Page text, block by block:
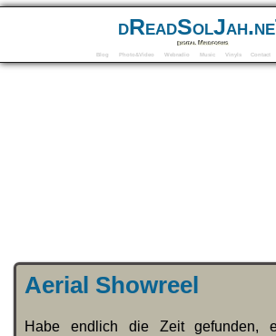
Digital Mindforms
Blog Photo&Video Webradio Music Vinyls Contact
Aerial Showreel
Habe endlich die Zeit gefunden,